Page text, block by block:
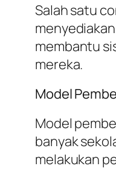
Salah satu
membantu
mereka.
Model
Model
banyak
melakukan